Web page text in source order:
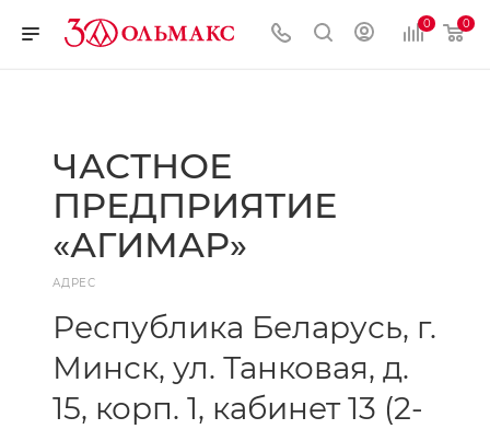
0 0
ЧАСТНОЕ
ПРЕДПРИЯТИЕ
«АГИМАР»
АДРЕС
Республика Беларусь, г.
Минск, ул. Танковая, д.
15, корп. 1, кабинет 13 (2-